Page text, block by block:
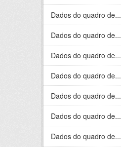
Dados do quadro de...
Dados do quadro de...
Dados do quadro de...
Dados do quadro de...
Dados do quadro de...
Dados do quadro de...
Dados do quadro de...